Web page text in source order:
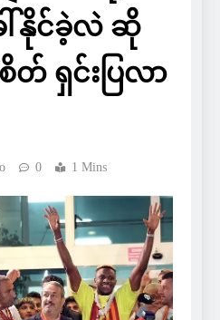
ါ်နိုင်ခဲ့လဲ ဆို
ရှင်းပြလာ
0 1 Mins